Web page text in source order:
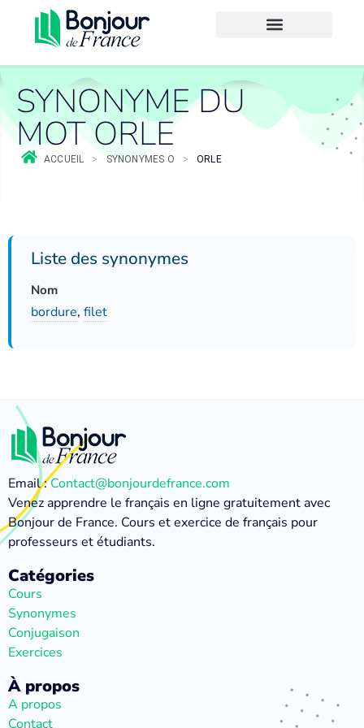
SYNONYME DU
MOT ORLE
ACCUEIL > SYNONYMES O > ORLE
Liste des synonymes
Nom
bordure, filet
Email :Contact@bonjourdefrance.com
Venez apprendre le français en ligne gratuitement avec
Bonjour de France. Cours et exercice de français pour
professeurs et étudiants.
Catégories
Cours
Synonymes
Conjugaison
Exercices
À propos
A propos
Contact